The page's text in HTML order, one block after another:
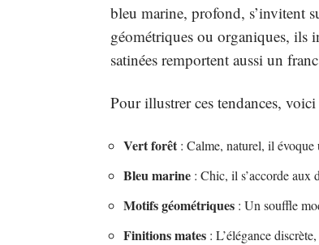
bleu marine, profond, s’invitent
géométriques ou organiques, ils
satinées remportent aussi un
Pour illustrer ces tendances,
Vert forêt : Calme, naturel, il évoque
Bleu marine : Chic, il s’accorde aux
Motifs géométriques : Un souffle
Finitions mates : L’élégance